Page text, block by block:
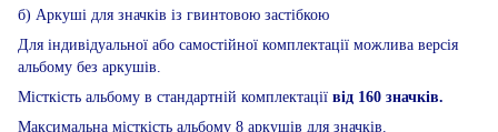
б) Аркуші для значків із гвинтовою застібкою
Для індивідуальної або самостійної комплектації можлива версія
альбому без аркушів.
Місткість альбому в стандартній комплектації від 160 значків.
Максимальна місткість альбому 8 аркушів для значків.